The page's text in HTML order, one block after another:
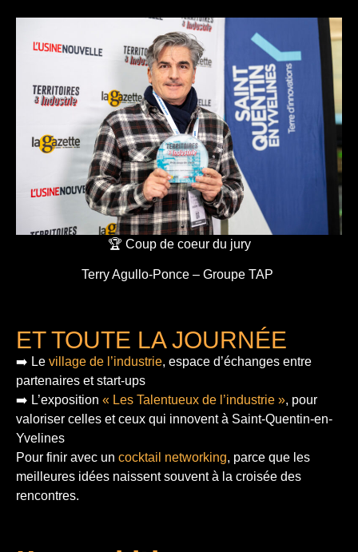
🏆 Coup de coeur du jury
Terry Agullo-Ponce – Groupe TAP
ET TOUTE LA JOURNÉE
➡️ Le village de l’industrie, espace d’échanges entre
partenaires et start-ups
➡️ L’exposition « Les Talentueux de l’industrie », pour
valoriser celles et ceux qui innovent à Saint-Quentin-en-
Yvelines
Pour finir avec un cocktail networking, parce que les
meilleures idées naissent souvent à la croisée des
rencontres.